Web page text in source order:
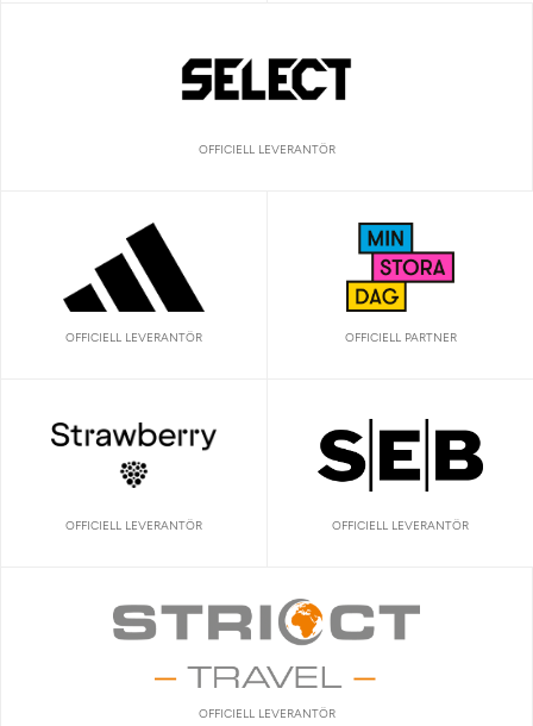
OFFICIELL LEVERANTÖR
OFFICIELL LEVERANTÖR OFFICIELL PARTNER
OFFICIELL LEVERANTÖR OFFICIELL LEVERANTÖR
OFFICIELL LEVERANTÖR